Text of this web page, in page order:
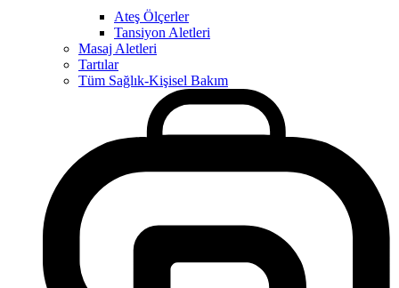
Ateş Ölçerler
Tansiyon Aletleri
Masaj Aletleri
Tartılar
Tüm Sağlık-Kişisel Bakım